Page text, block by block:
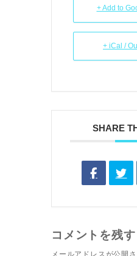
+ Add to
+ iCal /
SHARE
コメントを残す
メールアドレスが公開